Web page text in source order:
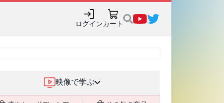
ログインカート
映像で学ぶ